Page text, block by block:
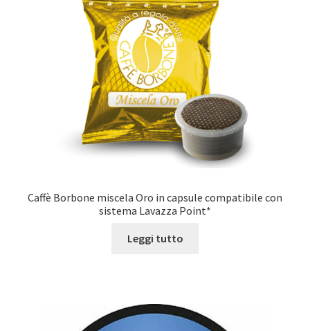
Caffè Borbone miscela Oro in capsule compatibile con
sistema Lavazza Point*
Leggi tutto